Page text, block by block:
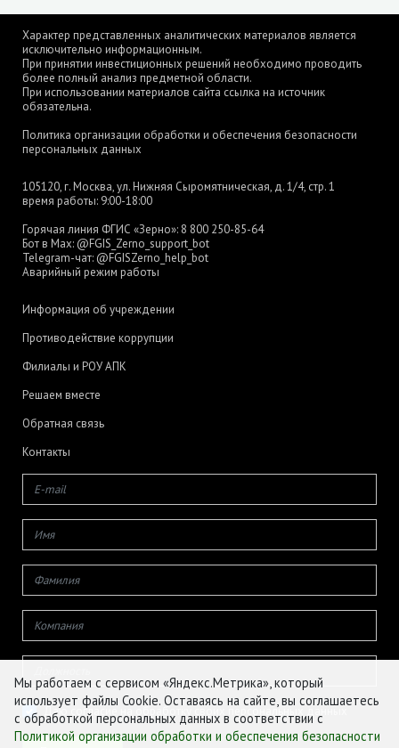
Характер представленных аналитических материалов является
исключительно информационным.
При принятии инвестиционных решений необходимо проводить
более полный анализ предметной области.
При использовании материалов сайта ссылка на источник
обязательна.
Политика организации обработки и обеспечения безопасности
персональных данных
105120, г. Москва, ул. Нижняя Сыромятническая, д. 1/4, стр. 1
время работы: 9:00-18:00
Горячая линия ФГИС «Зерно»: 8 800 250-85-64
Бот в Max: @FGIS_Zerno_support_bot
Telegram-чат: @FGISZerno_help_bot
Аварийный режим работы
Информация об учреждении
Противодействие коррупции
Филиалы и РОУ АПК
Решаем вместе
Обратная связь
Контакты
Даю согласие на обработку своих персональных данных
Мы работаем с сервисом «Яндекс.Метрика», который
использует файлы Cookie. Оставаясь на сайте, вы соглашаетесь
с обработкой персональных данных в соответствии с
Политикой организации обработки и обеспечения безопасности